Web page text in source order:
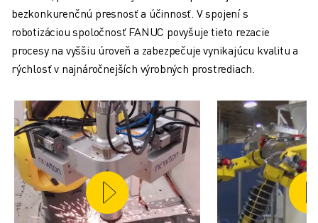
bezkonkurenčnú presnosť a účinnosť. V spojení s
robotizáciou spoločnosť FANUC povyšuje tieto rezacie
procesy na vyššiu úroveň a zabezpečuje vynikajúcu kvalitu a
rýchlosť v najnáročnejších výrobných prostrediach.